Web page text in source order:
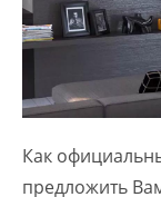
Как
предложить